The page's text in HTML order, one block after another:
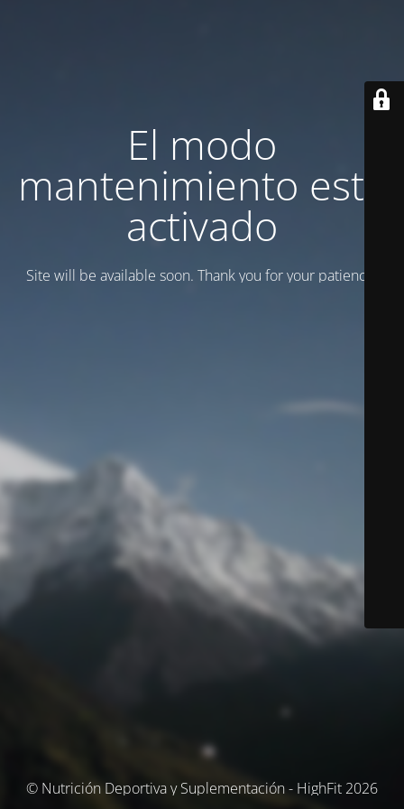
El modo
mantenimiento está
activado
Site will be available soon. Thank you for your patience!
© Nutrición Deportiva y Suplementación - HighFit 2026